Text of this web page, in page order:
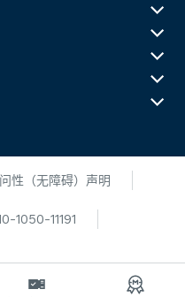
性（无障碍）声明
1050-11191